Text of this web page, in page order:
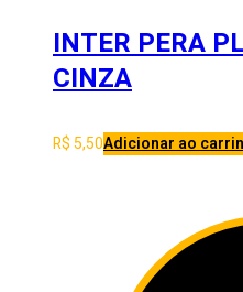
INTER PERA
CINZA
R$5,50Adicionar ao